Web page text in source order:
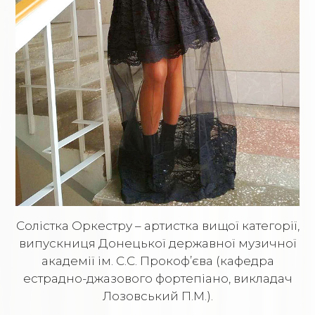
Солістка Оркестру – артистка вищої категорії,
випускниця Донецької державної музичної
академії ім. С.С. Прокоф’єва (кафедра
естрадно-джазового фортепіано, викладач
Лозовський П.М.).